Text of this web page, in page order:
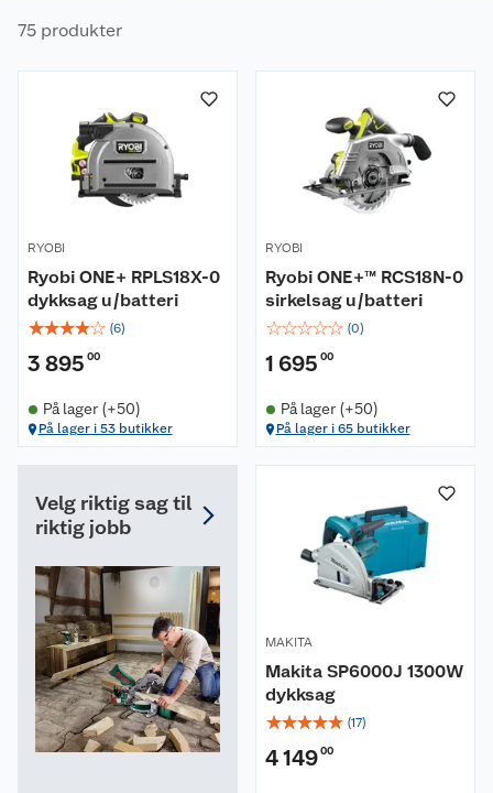
75 produkter
RYOBI
Ryobi ONE+ RPLS18X-0
dykksag u/batteri
☆☆☆☆☆ (6)
3 895 00
På lager (+50)
På lager i 53 butikker
RYOBI
Ryobi ONE+™ RCS18N-0
sirkelsag u/batteri
☆☆☆☆☆ (0)
1 695 00
På lager (+50)
På lager i 65 butikker
Velg riktig sag til
riktig jobb
MAKITA
Makita SP6000J 1300W
dykksag
☆☆☆☆☆ (17)
4 14900